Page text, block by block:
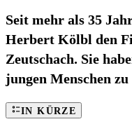
Seit mehr als 35
Herbert Kölbl den
Zeutschach. Sie
jungen Menschen
IN KÜRZE